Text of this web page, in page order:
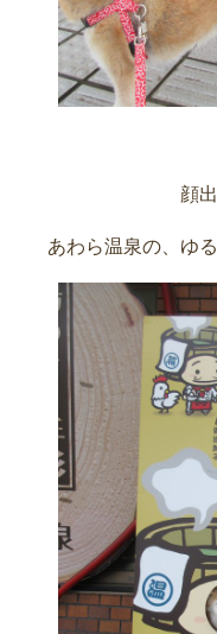
顔
あわら温泉の、ゆ